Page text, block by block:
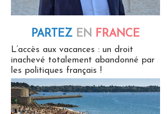
PARTEZ EN FRANCE
L’accès aux vacances : un droit
inachevé totalement abandonné par
les politiques français !